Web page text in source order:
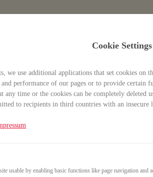
RESET“
Cookie Settings
we use additional applications that set cookies
and performance of our pages or to provide certain
any time or the cookies can be completely deleted
to recipients in third countries with an
usable by enabling basic functions like page navigation